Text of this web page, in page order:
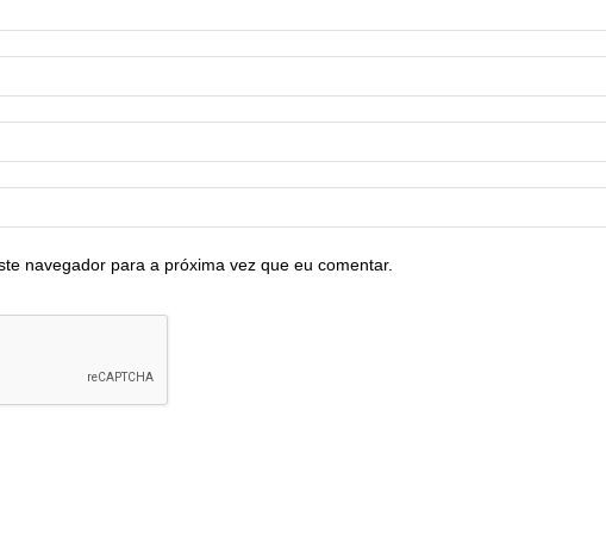
navegador para a próxima vez que eu comentar.